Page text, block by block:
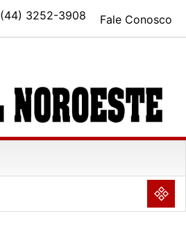
Fale Conosco
(44) 3252-3908
NULL